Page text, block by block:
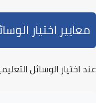
معايير اختيار
عند اختيار الوسائل